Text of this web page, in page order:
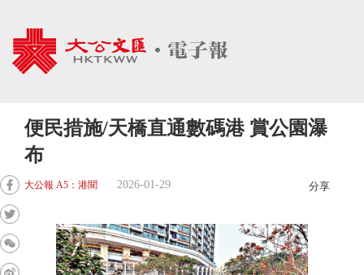
便民措施/天橋直通數碼港 賞公園瀑
布
大公報 A5：港聞 2026-01-29 分享